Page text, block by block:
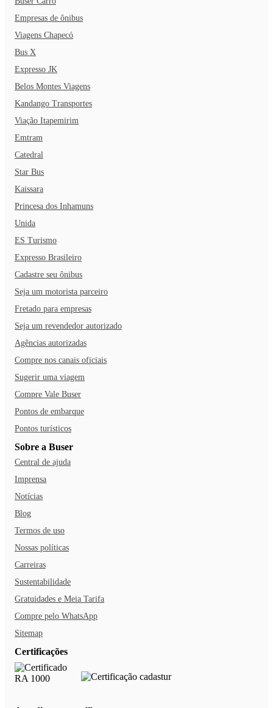
Empresas de ônibus
Viagens Chapecó
Bus X
Expresso JK
Belos Montes Viagens
Kandango Transportes
Viação Itapemirim
Emtram
Catedral
Star Bus
Kaissara
Princesa dos Inhamuns
Unida
ES Turismo
Expresso Brasileiro
Cadastre seu ônibus
Seja um motorista parceiro
Fretado para empresas
Seja um revendedor autorizado
Agências autorizadas
Compre nos canais oficiais
Sugerir uma viagem
Compre Vale Buser
Pontos de embarque
Pontos turísticos
Sobre a Buser
Central de ajuda
Imprensa
Notícias
Blog
Termos de uso
Nossas políticas
Carreiras
Sustentabilidade
Gratuidades e Meia Tarifa
Compre pelo WhatsApp
Sitemap
Certificações